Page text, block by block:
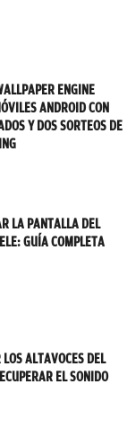
ENGINE
ANDROID CON
Y DOS SORTEOS DE
LA PANTALLA DEL
GUÍA COMPLETA
ALTAVOCES DEL
EL SONIDO